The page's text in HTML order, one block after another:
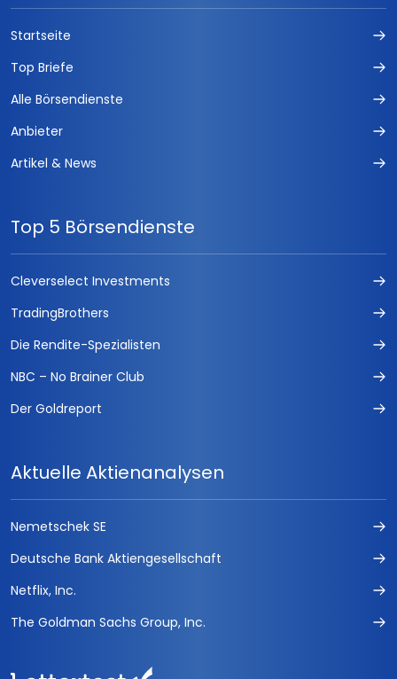
Startseite
Top Briefe
Alle Börsendienste
Anbieter
Artikel & News
Top 5 Börsendienste
Cleverselect Investments
TradingBrothers
Die Rendite-Spezialisten
NBC – No Brainer Club
Der Goldreport
Aktuelle Aktienanalysen
Nemetschek SE
Deutsche Bank Aktiengesellschaft
Netflix, Inc.
The Goldman Sachs Group, Inc.